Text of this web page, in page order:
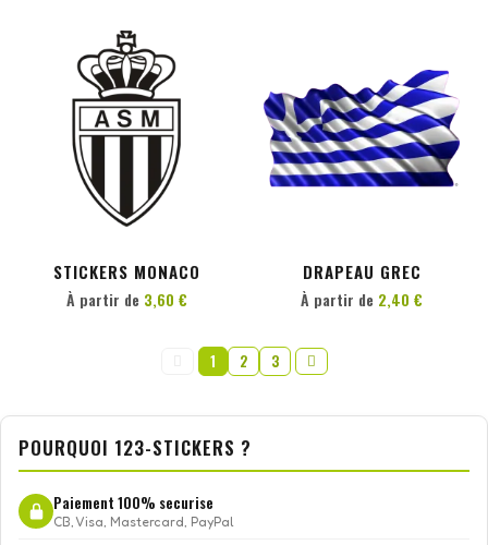
STICKERS MONACO
PERSONNALISER
À partir de 3,60 €
DRAPEAU GREC
À partir de 2,40 €
1 2 3
POURQUOI 123-STICKERS ?
Paiement 100% securise
CB, Visa, Mastercard, PayPal